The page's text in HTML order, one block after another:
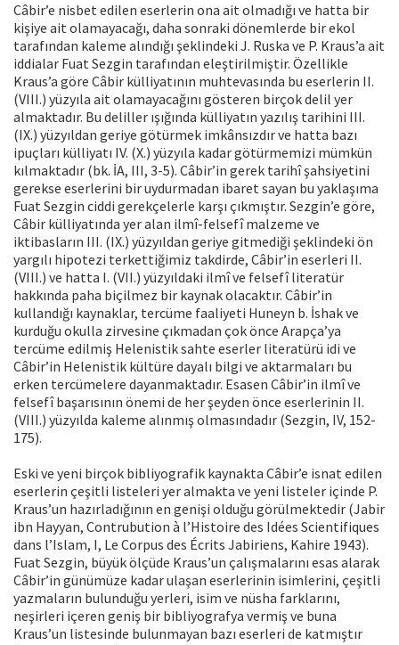
Câbir’e nisbet edilen eserlerin ona ait olmadığı ve hatta bir
kişiye ait olamayacağı, daha sonraki dönemlerde bir ekol
tarafından kaleme alındığı şeklindeki J. Ruska ve P. Kraus’a ait
iddialar Fuat Sezgin tarafından eleştirilmiştir. Özellikle
Kraus’a göre Câbir külliyatının muhtevasında bu eserlerin II.
(VIII.) yüzyıla ait olamayacağını gösteren birçok delil yer
almaktadır. Bu deliller ışığında külliyatın yazılış tarihini III.
(IX.) yüzyıldan geriye götürmek imkânsızdır ve hatta bazı
ipuçları külliyatı IV. (X.) yüzyıla kadar götürmemizi mümkün
kılmaktadır (bk. İA, III, 3-5). Câbir’in gerek tarihî şahsiyetini
gerekse eserlerini bir uydurmadan ibaret sayan bu yaklaşıma
Fuat Sezgin ciddi gerekçelerle karşı çıkmıştır. Sezgin’e göre,
Câbir külliyatında yer alan ilmî-felsefî malzeme ve
iktibasların III. (IX.) yüzyıldan geriye gitmediği şeklindeki ön
yargılı hipotezi terkettiğimiz takdirde, Câbir’in eserleri II.
(VIII.) ve hatta I. (VII.) yüzyıldaki ilmî ve felsefî literatür
hakkında paha biçilmez bir kaynak olacaktır. Câbir’in
kullandığı kaynaklar, tercüme faaliyeti Huneyn b. İshak ve
kurduğu okulla zirvesine çıkmadan çok önce Arapça’ya
tercüme edilmiş Helenistik sahte eserler literatürü idi ve
Câbir’in Helenistik kültüre dayalı bilgi ve aktarmaları bu
erken tercümelere dayanmaktadır. Esasen Câbir’in ilmî ve
felsefî başarısının önemi de her şeyden önce eserlerinin II.
(VIII.) yüzyılda kaleme alınmış olmasındadır (Sezgin, IV, 152-
175).
Eski ve yeni birçok bibliyografik kaynakta Câbir’e isnat edilen
eserlerin çeşitli listeleri yer almakta ve yeni listeler içinde P.
Kraus’un hazırladığının en genişi olduğu görülmektedir (Jabir
ibn Hayyan, Contrubution à l’Histoire des Idées Scientifiques
dans l’Islam, I, Le Corpus des Écrits Jabiriens, Kahire 1943).
Fuat Sezgin, büyük ölçüde Kraus’un çalışmalarını esas alarak
Câbir’in günümüze kadar ulaşan eserlerinin isimlerini, çeşitli
yazmaların bulunduğu yerleri, isim ve nüsha farklarını,
neşirleri içeren geniş bir bibliyografya vermiş ve buna
Kraus’un listesinde bulunmayan bazı eserleri de katmıştır